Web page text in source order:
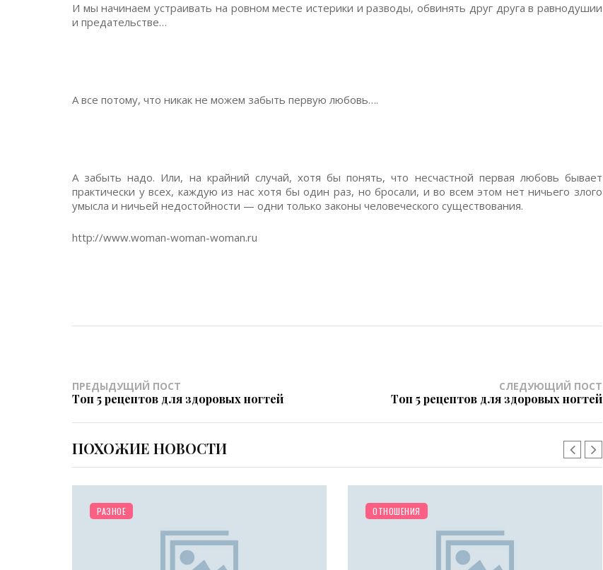
И мы начинаем устраивать на ровном месте истерики и разводы, обвинять друг друга в равнодушии
и предательстве…
А все потому, что никак не можем забыть первую любовь….
А забыть надо. Или, на крайний случай, хотя бы понять, что несчастной первая любовь бывает
практически у всех, каждую из нас хотя бы один раз, но бросали, и во всем этом нет ничьего злого
умысла и ничьей недостойности — одни только законы человеческого существования.
http://www.woman-woman-woman.ru
ПРЕДЫДУЩИЙ ПОСТ
Топ 5 рецептов для здоровых ногтей
СЛЕДУЮЩИЙ ПОСТ
Топ 5 рецептов для здоровых ногтей
ПОХОЖИЕ НОВОСТИ
ОТНОШЕНИЯ РАЗНОЕ